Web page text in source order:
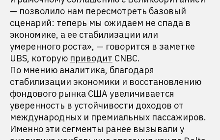
— позволило нам пересмотреть базовый
сценарий: теперь мы ожидаем не спада в
экономике, а ее стабилизации или
умеренного роста», — говорится в заметке
UBS, которую приводит CNBC.
По мнению аналитика, благодаря
стабилизации экономики и восстановлению
фондового рынка США увеличивается
уверенность в устойчивости доходов от
международных и премиальных пассажиров.
Именно эти сегменты ранее вызывали у